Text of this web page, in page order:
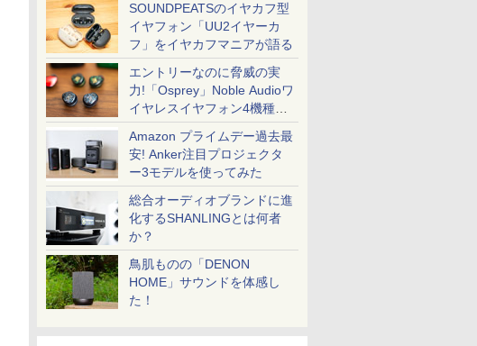
SOUNDPEATSのイヤカフ型
イヤフォン「UU2イヤーカ
フ」をイヤカフマニアが語る
エントリーなのに脅威の実
力!「Osprey」Noble Audioワ
イヤレスイヤフォン4機種を
一気に聴く
Amazon プライムデー過去最
安! Anker注目プロジェクタ
ー3モデルを使ってみた
総合オーディオブランドに進
化するSHANLINGとは何者
か？
鳥肌ものの「DENON
HOME」サウンドを体感し
た！